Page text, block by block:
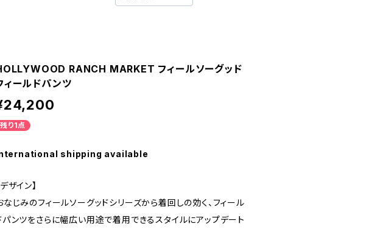
RANCH MARKET フィールソーグッド
ィールドパンツ
残り1点
shipping available
デザイン】
なじみのフィールソーグッドシリーズから着回しの効く、フィール
パンツをさらに幅広い用途で着用できるスタイルにアップデート